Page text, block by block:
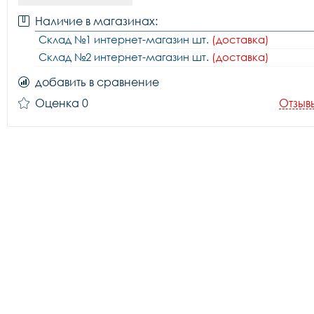
Наличие в магазинах:
Склад №1 интернет-магазин шт. (доставка)
Склад №2 интернет-магазин шт. (доставка)
добавить в сравнение
Оценка 0